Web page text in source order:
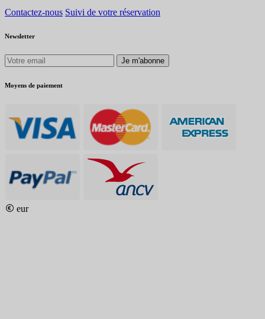
Contactez-nous Suivi de votre réservation
Newsletter
Je m'abonne
Moyens de paiement
eur